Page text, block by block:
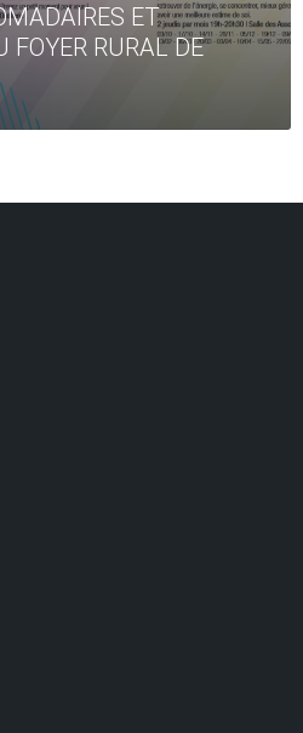
ET
FOYER RURAL DE